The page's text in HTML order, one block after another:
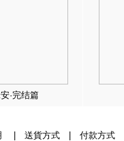
·完结篇
送貨方式| 付款方式